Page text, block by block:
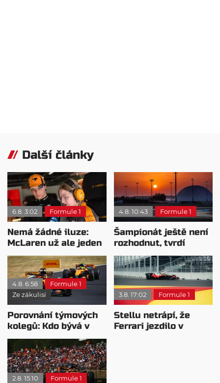
Další články
6.8. 3:02 Formule 1
Nemá žádné iluze:
McLaren už ale jeden
návrat ze dna dokázal
4.8. 10:43 Formule 1
Šampionát ještě není
rozhodnut, tvrdí
Brundle
4.8. 6:58
Formule 1
Ze zákulisí
Porovnání týmových
kolegů: Kdo bývá v
sobotu nejrychlejší?
3.8. 17:02 Formule 1
Stellu netrápí, že
Ferrari jezdilo v
2.8. 15:10 Formule 1